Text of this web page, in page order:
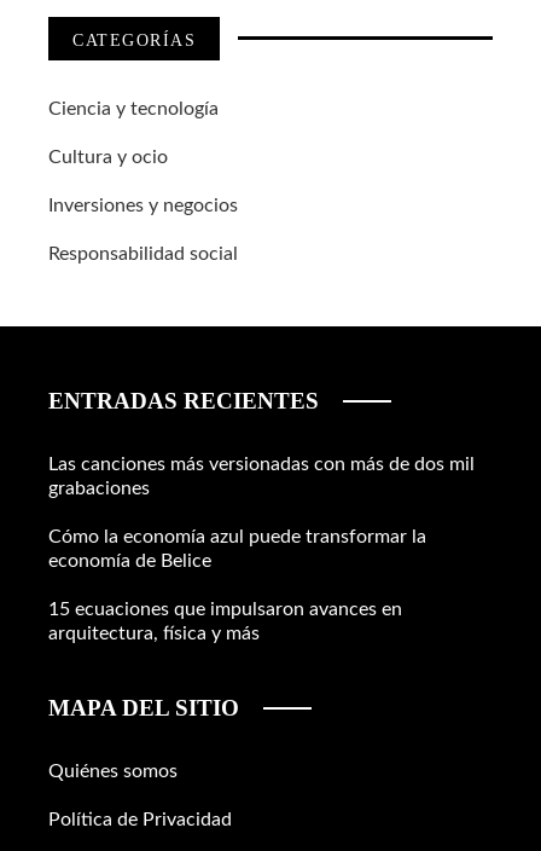
CATEGORÍAS
Ciencia y tecnología
Cultura y ocio
Inversiones y negocios
Responsabilidad social
ENTRADAS RECIENTES
Las canciones más versionadas con más de dos mil
grabaciones
Cómo la economía azul puede transformar la
economía de Belice
15 ecuaciones que impulsaron avances en
arquitectura, física y más
MAPA DEL SITIO
Quiénes somos
Política de Privacidad